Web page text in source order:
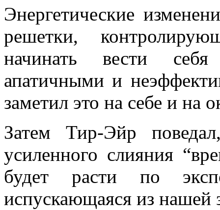
Энергетические
решетки,
начинать вести себя
апатичными и
заметил это на себе и
Затем Тир-Эйр
усиленного слияния
будет расти по
испускающаяся из нашей